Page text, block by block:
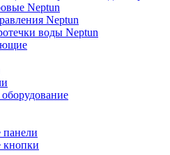
Neptun
Neptun
воды Neptun
кнопки